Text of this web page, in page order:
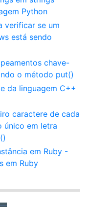
Python
verificar se um
está sendo
chave-
o método put()
da linguagem C++
caractere de cada
único em letra
em Ruby -
em Ruby